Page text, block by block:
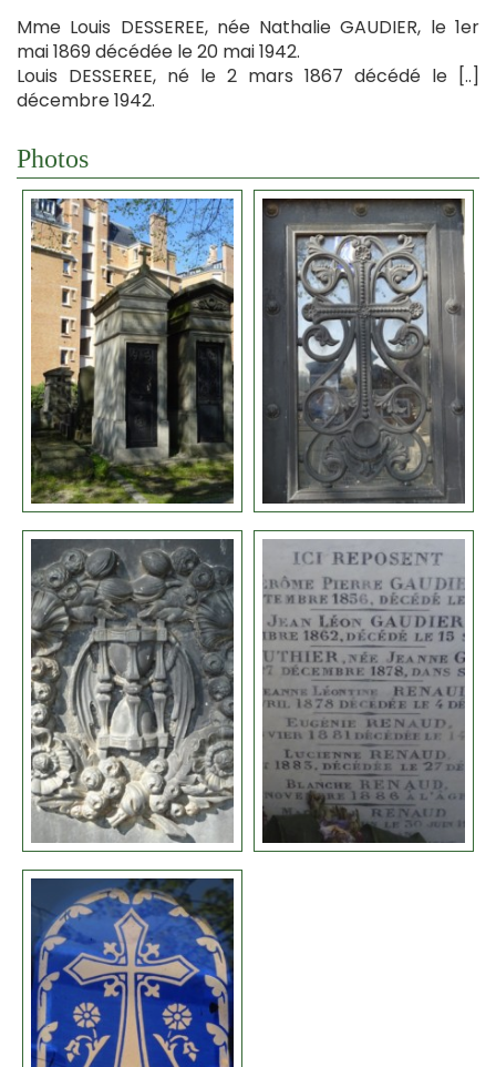
Mme Louis DESSEREE, née Nathalie GAUDIER, le 1er
mai 1869 décédée le 20 mai 1942.
Louis DESSEREE, né le 2 mars 1867 décédé le [..]
décembre 1942.
Photos